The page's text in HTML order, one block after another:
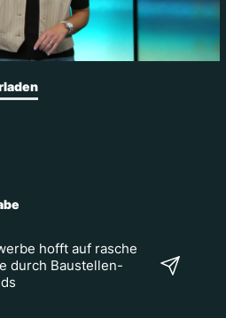
hofft auf rasche
durch Baustellen-